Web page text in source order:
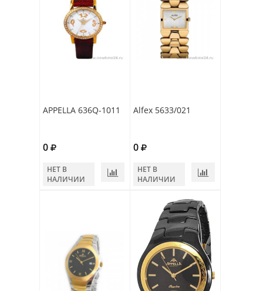
APPELLA 636Q-1011
0
НЕТ В
НАЛИЧИИ
Alfex 5633/021
0
НЕТ В
НАЛИЧИИ